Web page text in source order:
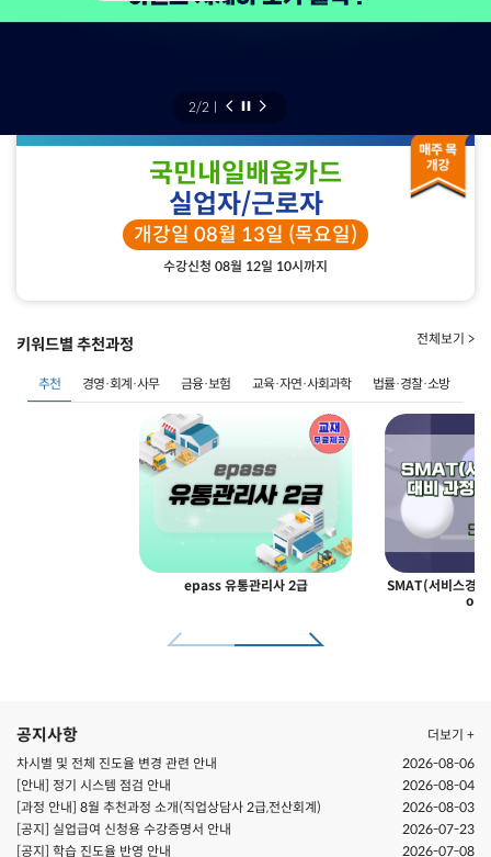
2/2 ㅣ
국민내일배움카드
실업자/근로자
개강일 08월 13일 (목요일)
수강신청 08월 12일 10시까지
키워드별 추천과정 전체보기 >
추천 경영·회계·사무 금융·보험 교육·자연·사회과학 법률·경찰·소방
epass 유통관리사 2급
SMAT(서비스경
공지사항
더보기 +
차시별 및 전체 진도율 변경 관련 안내
2026-08-06
[안내] 정기 시스템 점검 안내
2026-08-04
[과정 안내] 8월 추천과정 소개(직업상담사 2급,전산회계)
2026-08-03
[공지] 실업급여 신청용 수강증명서 안내
2026-07-23
[공지] ​학습 진도율 반영 안내
2026-07-08